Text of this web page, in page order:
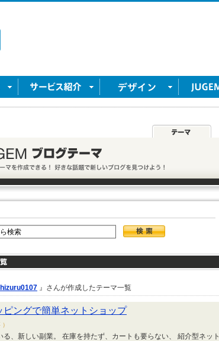
』さんが作成したテーマ一覧
ピングで簡単ネットショップ
）
る、新しい副業。 在庫を持たず、カートも要らない、 紹介型ネット